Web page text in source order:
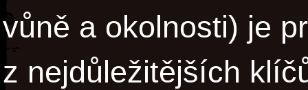
vůně a okolnosti) je
z nejdůležitějších